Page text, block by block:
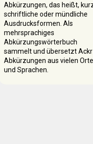
Abkürzungen, das heißt,
schriftliche oder mündliche
Ausdrucksformen. Als
mehrsprachiges
Abkürzungswörterbuch
sammelt und übersetzt Ackr
Abkürzungen aus vielen
und Sprachen.